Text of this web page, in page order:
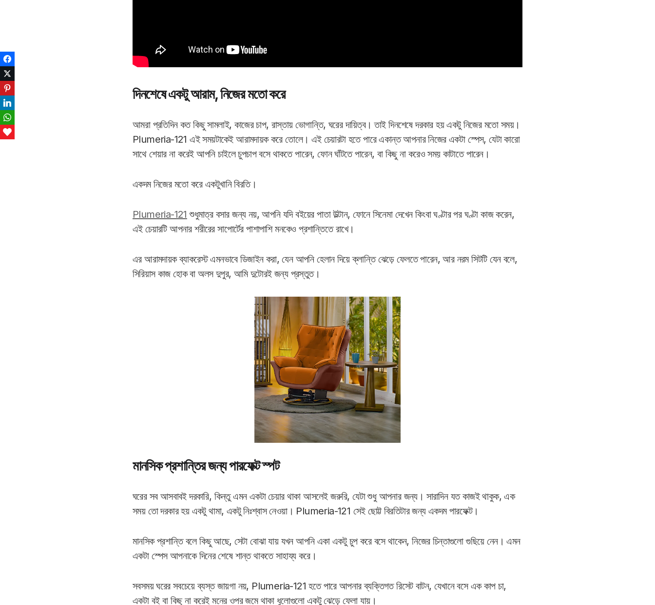
দিনশেষে একটু আরাম, নিজের মতো করে
আমরা প্রতিদিন কত কিছু সামলাই, কাজের চাপ, রাস্তায় ভোগান্তি, ঘরের দায়িত্ব। তাই দিনশেষে দরকার হয় একটু নিজের মতো সময়।
Plumeria-121 এই সময়টাকেই আরামদায়ক করে তোলে। এই চেয়ারটা হতে পারে একান্ত আপনার নিজের একটা স্পেস, যেটা কারো
সাথে শেয়ার না করেই আপনি চাইলে চুপচাপ বসে থাকতে পারেন, ফোন ঘাঁটতে পারেন, বা কিছু না করেও সময় কাটাতে পারেন।
একদম নিজের মতো করে একটুখানি বিরতি।
Plumeria-121 শুধুমাত্র বসার জন্য নয়, আপনি যদি বইয়ের পাতা উল্টান, ফোনে সিনেমা দেখেন কিংবা ঘণ্টার পর ঘণ্টা কাজ করেন,
এই চেয়ারটি আপনার শরীরের সাপোর্টের পাশাপাশি মনকেও প্রশান্তিতে রাখে।
এর আরামদায়ক ব্যাকরেস্ট এমনভাবে ডিজাইন করা, যেন আপনি হেলান দিয়ে ক্লান্তি ঝেড়ে ফেলতে পারেন, আর নরম সিটটি যেন বলে,
সিরিয়াস কাজ হোক বা অলস দুপুর, আমি দুটোরই জন্য প্রস্তুত।
মানসিক প্রশান্তির জন্য পারফেক্ট স্পট
ঘরের সব আসবাবই দরকারি, কিন্তু এমন একটা চেয়ার থাকা আসলেই জরুরি, যেটা শুধু আপনার জন্য। সারাদিন যত কাজই থাকুক, এক
সময় তো দরকার হয় একটু থামা, একটু নিঃশ্বাস নেওয়া। Plumeria-121 সেই ছোট্ট বিরতিটার জন্য একদম পারফেক্ট।
মানসিক প্রশান্তি বলে কিছু আছে, সেটা বোঝা যায় যখন আপনি একা একটু চুপ করে বসে থাকেন, নিজের চিন্তাগুলো গুছিয়ে নেন। এমন
একটা স্পেস আপনাকে দিনের শেষে শান্ত থাকতে সাহায্য করে।
সবসময় ঘরের সবচেয়ে ব্যস্ত জায়গা নয়, Plumeria-121 হতে পারে আপনার ব্যক্তিগত রিসেট বাটন, যেখানে বসে এক কাপ চা,
একটা বই বা কিছু না করেই মনের ওপর জমে থাকা ধুলোগুলো একটু ঝেড়ে ফেলা যায়।